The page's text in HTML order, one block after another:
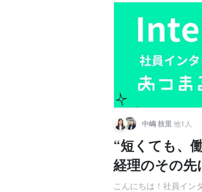
中嶋 枝里他1人
“短くても、
経理のその先
こんにちは！社員イン